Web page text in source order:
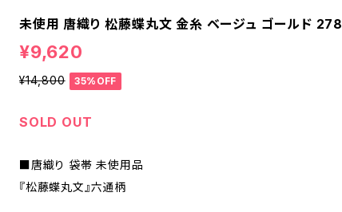
未使用 唐織り 松藤蝶丸文 金糸 ベージュ ゴールド 278
¥9,620
¥14,800 35%OFF
SOLD OUT
■唐織り 袋帯 未使用品
『松藤蝶丸文』六通柄